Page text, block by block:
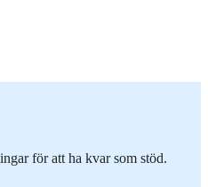
för att ha kvar som stöd.